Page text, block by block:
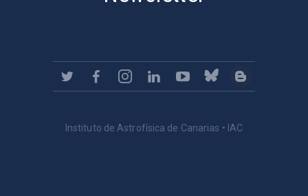
Instituto de Astrofísica de Canarias • IAC